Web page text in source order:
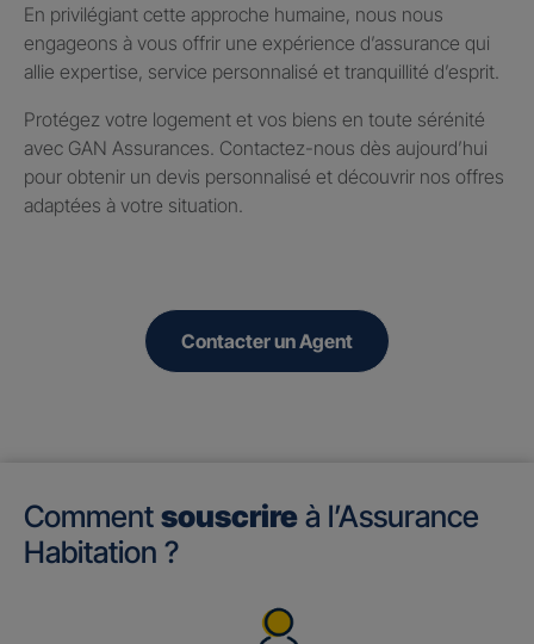
En privilégiant cette approche humaine, nous nous
engageons à vous offrir une expérience d’assurance qui
allie expertise, service personnalisé et tranquillité d’esprit.
Protégez votre logement et vos biens en toute sérénité
avec GAN Assurances. Contactez-nous dès aujourd’hui
pour obtenir un devis personnalisé et découvrir nos offres
adaptées à votre situation.
Contacter un Agent
Comment souscrire à l’Assurance
Habitation ?